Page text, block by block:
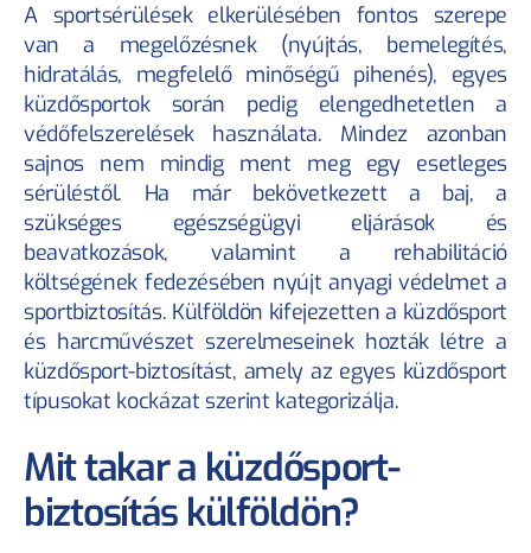
A sportsérülések elkerülésében fontos szerepe
van a megelőzésnek (nyújtás, bemelegítés,
hidratálás, megfelelő minőségű pihenés), egyes
küzdősportok során pedig elengedhetetlen a
védőfelszerelések használata. Mindez azonban
sajnos nem mindig ment meg egy esetleges
sérüléstől. Ha már bekövetkezett a baj, a
szükséges egészségügyi eljárások és
beavatkozások, valamint a rehabilitáció
költségének fedezésében nyújt anyagi védelmet a
sportbiztosítás. Külföldön kifejezetten a küzdősport
és harcművészet szerelmeseinek hozták létre a
küzdősport-biztosítást, amely az egyes küzdősport
típusokat kockázat szerint kategorizálja.
Mit takar a küzdősport-
biztosítás külföldön?